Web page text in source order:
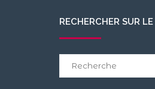
RECHERCHER SUR